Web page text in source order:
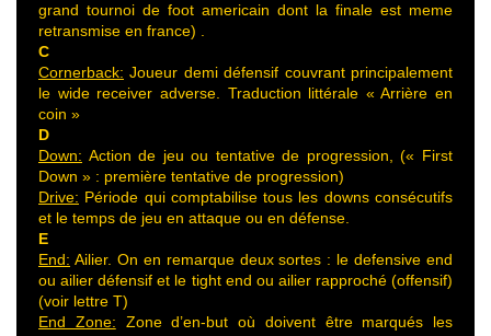
grand tournoi de foot americain dont la finale est meme
retransmise en france) .
C
Cornerback: Joueur demi défensif couvrant principalement
le wide receiver adverse. Traduction littérale « Arrière en
coin »
D
Down: Action de jeu ou tentative de progression, (« First
Down » : première tentative de progression)
Drive: Période qui comptabilise tous les downs consécutifs
et le temps de jeu en attaque ou en défense.
E
End: Ailier. On en remarque deux sortes : le defensive end
ou ailier défensif et le tight end ou ailier rapproché (offensif)
(voir lettre T)
End Zone: Zone d’en-but où doivent être marqués les